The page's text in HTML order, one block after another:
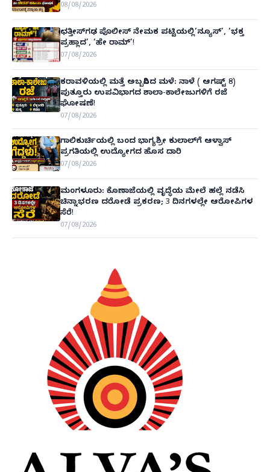
08/08/2026
ಛತ್ತೀಸ್‌ಗಢ ಪೊಲೀಸ್ ನೇಮಕ ಪಟ್ಟಿಯಲ್ಲಿ‘ನ್ಯೂಸ್’, ‘ಭಕ್ತ
ಪ್ರಹ್ಲಾದ’, ‘ಹೇ ರಾಮ್’!
07/08/2026
ಕರಾವಳಿಯಲ್ಲಿ ಮತ್ತೆ ಅಬ್ಬರಿಸಿದ ಮಳೆ: ನಾಳೆ ( ಆಗಷ್ಟ್ 8)
ಪುತ್ತೂರು ಉಪವಿಭಾಗದ ಶಾಲಾ-ಕಾಲೇಜುಗಳಿಗೆ ರಜೆ
ಘೋಷಣೆ!
07/08/2026
ಗಾಲಿಕುರ್ಚಿಯಲ್ಲಿ ಬಂದ ಭಾಗ್ಯಶ್ರೀ ಕುಲಾಲ್‌ಗೆ ಆಳ್ವಾಸ್
ಪ್ರಗತಿಯಲ್ಲಿ ಉದ್ಯೋಗದ ಹೊಸ ದಾರಿ
07/08/2026
ಮಂಗಳೂರು: ಕೊಣಾಜೆಯಲ್ಲಿ ವೃದ್ಧೆಯ ಮೇಲೆ ಹಲ್ಲೆ ನಡೆಸಿ
ಚಿನ್ನಾಭರಣ ದರೋಡೆ ಪ್ರಕರಣ; 3 ದಿನಗಳಲ್ಲೇ ಆರೋಪಿಗಳ
ಸೆರೆ!
07/08/2026